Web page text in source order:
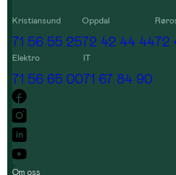
Kristiansund
71 56 55 25
Oppdal
72 42 44 4472
Elektro
71 56 65 00
IT
71 67 84 90
Om oss